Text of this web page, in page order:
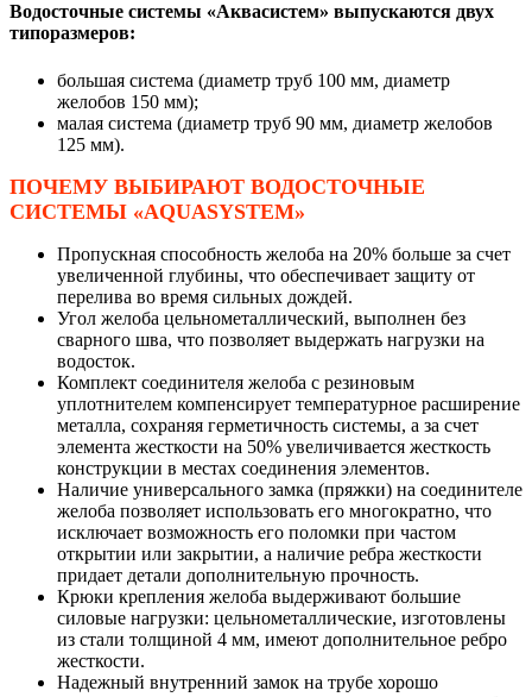
Водосточные системы «Аквасистем» выпускаются двух
типоразмеров:
большая система (диаметр труб 100 мм, диаметр
желобов 150 мм);
малая система (диаметр труб 90 мм, диаметр желобов
125 мм).
ПОЧЕМУ ВЫБИРАЮТ ВОДОСТОЧНЫЕ
СИСТЕМЫ «AQUASYSTEM»
Пропускная способность желоба на 20% больше за счет
увеличенной глубины, что обеспечивает защиту от
перелива во время сильных дождей.
Угол желоба цельнометаллический, выполнен без
сварного шва, что позволяет выдержать нагрузки на
водосток.
Комплект соединителя желоба с резиновым
уплотнителем компенсирует температурное расширение
металла, сохраняя герметичность системы, а за счет
элемента жесткости на 50% увеличивается жесткость
конструкции в местах соединения элементов.
Наличие универсального замка (пряжки) на соединителе
желоба позволяет использовать его многократно, что
исключает возможность его поломки при частом
открытии или закрытии, а наличие ребра жесткости
придает детали дополнительную прочность.
Крюки крепления желоба выдерживают большие
силовые нагрузки: цельнометаллические, изготовлены
из стали толщиной 4 мм, имеют дополнительное ребро
жесткости.
Надежный внутренний замок на трубе хорошо